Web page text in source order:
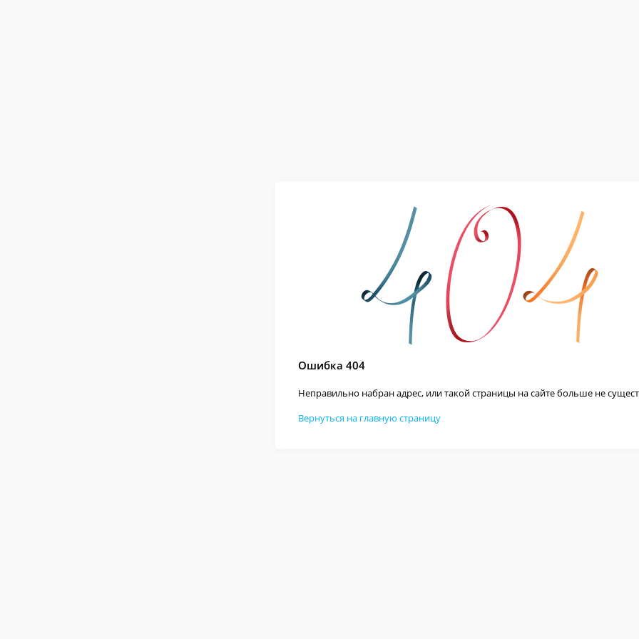
Ошибка 404
Неправильно набран адрес, или такой страницы на сайте больше не
Вернуться на главную страницу